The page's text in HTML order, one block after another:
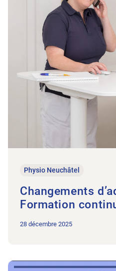
Physio Neuchâtel
Changements
Formation
28 décembre 2025
Vers l'article Invitation à la